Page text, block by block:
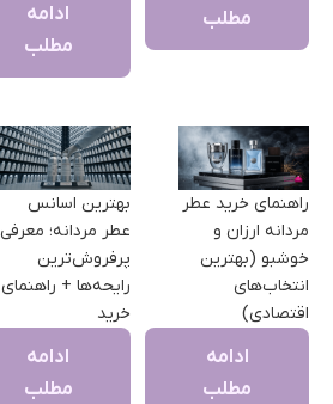
مطلب​
ادامه
مطلب​
راهنمای خرید عطر
مردانه ارزان و
خوشبو (بهترین
انتخاب‌های
اقتصادی)
ادامه
مطلب​
بهترین اسانس
عطر مردانه؛ معرفی
پرفروش‌ترین
رایحه‌ها + راهنمای
خرید
ادامه
مطلب​